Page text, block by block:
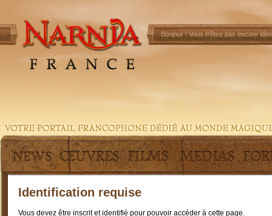
Bonjour !Vous n'êtes pas encore
Identification requise
Vous devez être inscrit et identifié pour pouvoir accéder à cette page.